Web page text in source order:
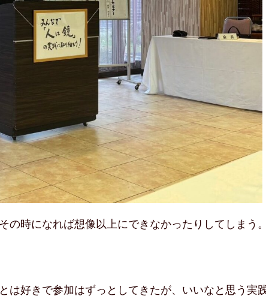
の時になれば想像以上にできなかったりしてしまう
は好きで参加はずっとしてきたが、いいなと思う実